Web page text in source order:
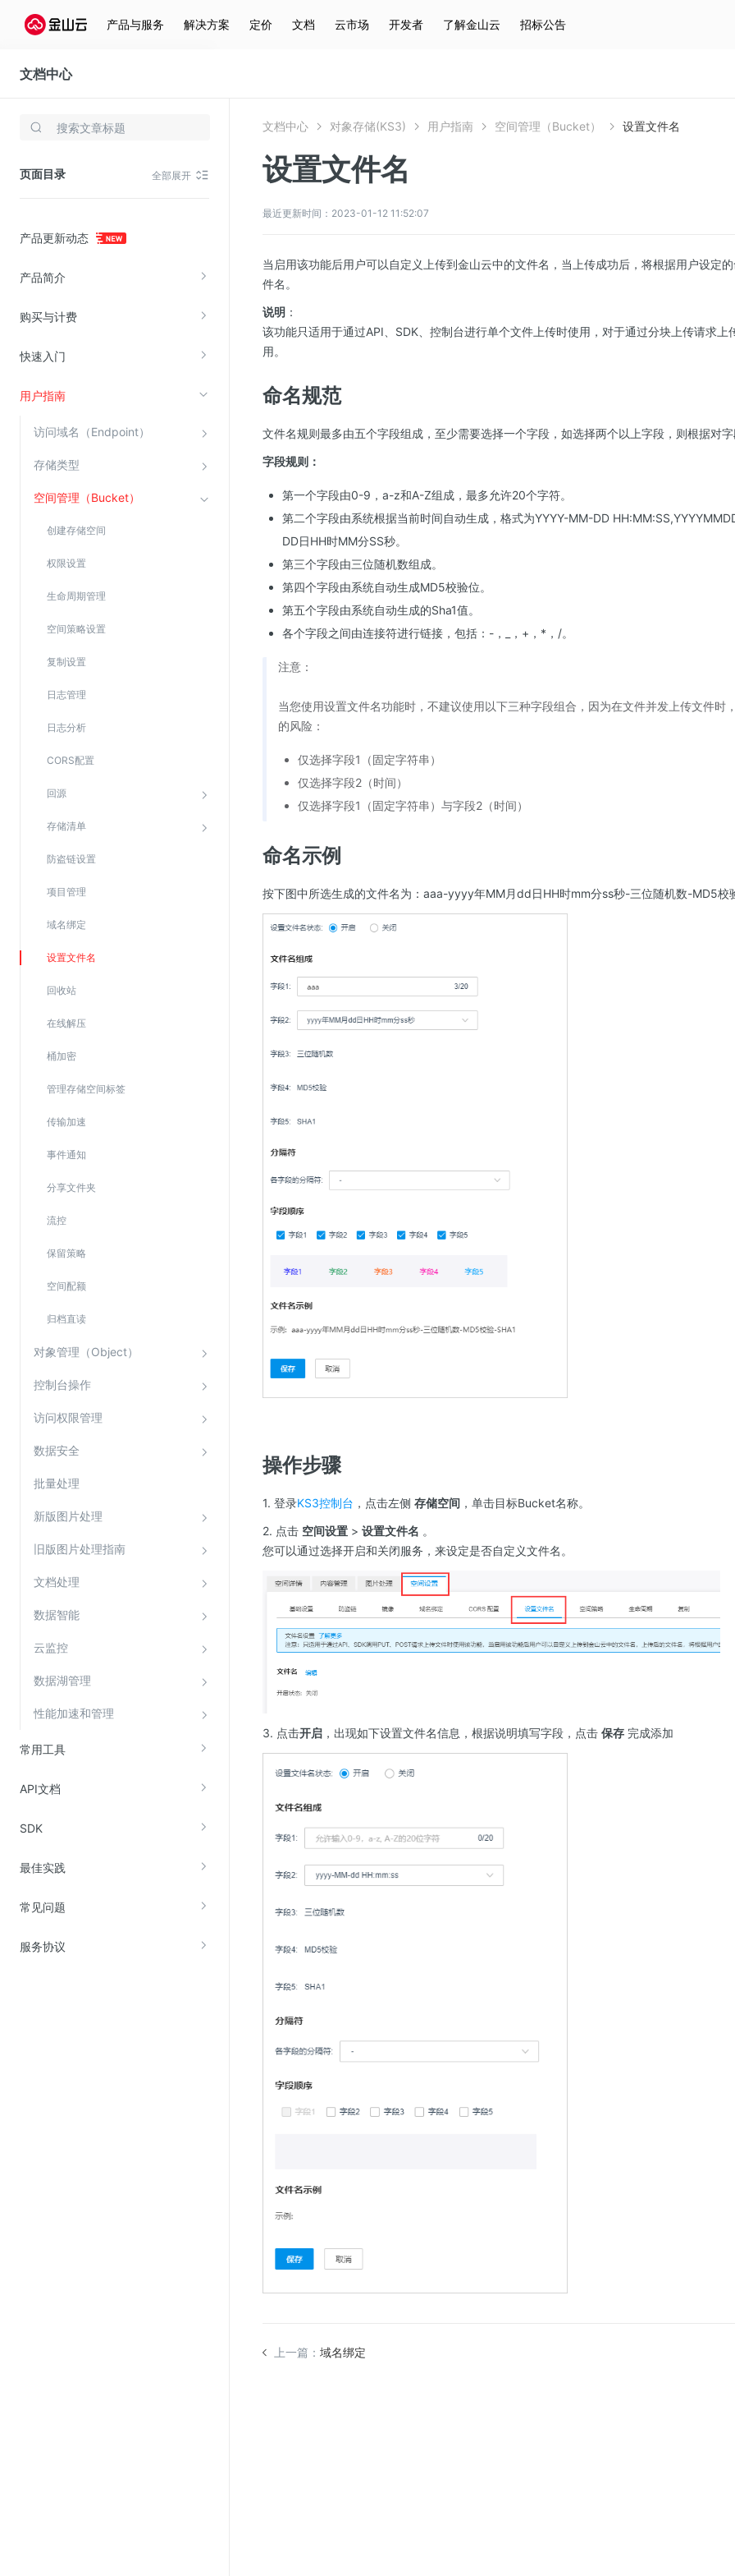
产品与服务 解决方案 定价 文档 云市场 开发者 了解金山云 招标公告
文档中心
对象存储(KS3)
页面目录 全部展开
产品更新动态
产品简介
购买与计费
快速入门
用户指南
访问域名（Endpoint）
存储类型
空间管理（Bucket）
创建存储空间
权限设置
生命周期管理
空间策略设置
复制设置
日志管理
日志分析
CORS配置
回源
存储清单
防盗链设置
项目管理
域名绑定
设置文件名
回收站
在线解压
桶加密
管理存储空间标签
传输加速
事件通知
分享文件夹
流控
保留策略
空间配额
归档直读
对象管理（Object）
控制台操作
访问权限管理
数据安全
批量处理
新版图片处理
旧版图片处理指南
文档处理
数据智能
云监控
数据湖管理
性能加速和管理
常用工具
API文档
SDK
最佳实践
常见问题
服务协议
存储与云分发
云硬盘(EBS)
在线迁移服务
视频云服务
云直播(KLS)
渗透测试
云堡垒机
Web应用防火墙(WAF)
密钥管理服务
文档中心 对象存储(KS3) 用户指南 空间管理（Bucket） 设置文件名
设置文件名
最近更新时间：2023-01-12 11:52:07
当启用该功能后用户可以自定义上传到金山云中的文件名，当上传成功后，将根据用户设定
件名。
说明 ：
该功能只适用于通过API、SDK、控制台进行单个文件上传时使用，对于通过分块上传请求上
用。
命名规范
文件名规则最多由五个字段组成，至少需要选择一个字段，如选择两个以上字段，则根据对字
字段规则：
第一个字段由0-9，a-z和A-Z组成，最多允许20个字符。
第二个字段由系统根据当前时间自动生成，格式为YYYY-MM-DD
DD日HH时MM分SS秒。
第三个字段由三位随机数组成。
第四个字段由系统自动生成MD5校验位。
第五个字段由系统自动生成的Sha1值。
各个字段之间由连接符进行链接，包括：-，_，+，*，/。
注意：
当您使用设置文件名功能时，不建议使用以下三种字段组合，因为在文件并发上传文件时
的风险：
仅选择字段1（固定字符串）
仅选择字段2（时间）
仅选择字段1（固定字符串）与字段2（时间）
命名示例
按下图中所选生成的文件名为：aaa-yyyy年MM月dd日HH时mm分ss秒-三位随机数-MD5校
操作步骤
1. 登录KS3控制台 ，点击左侧 存储空间 ，单击目标Bucket名称。
2. 点击 空间设置 > 设置文件名 。
您可以通过选择开启和关闭服务，来设定是否自定义文件名。
3. 点击开启 ，出现如下设置文件名信息，根据说明填写字段，点击 保存 完成添加
上一篇： 域名绑定